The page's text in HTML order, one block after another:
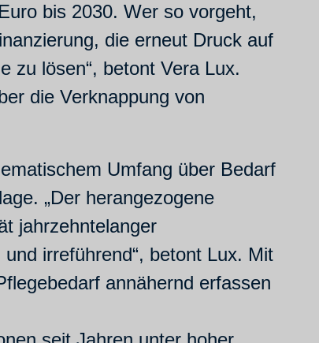
bis 2030. Wer so vorgeht,
die erneut Druck auf
zu lösen“, betont Vera Lux.
die Verknappung von
Umfang über Bedarf
„Der herangezogene
jahrzehntelanger
irreführend“, betont Lux. Mit
annähernd erfassen